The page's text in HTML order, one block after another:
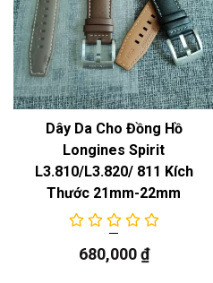
Dây Da Cho Đồng Hồ
Longines Spirit
L3.810/L3.820/ 811 Kích
Thước 21mm-22mm
680,000₫